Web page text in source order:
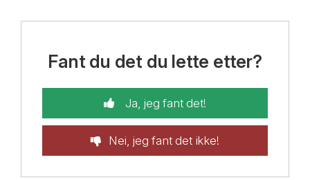
Fant du det du lette etter?
Ja, jeg fant det!
Nei, jeg fant det ikke!